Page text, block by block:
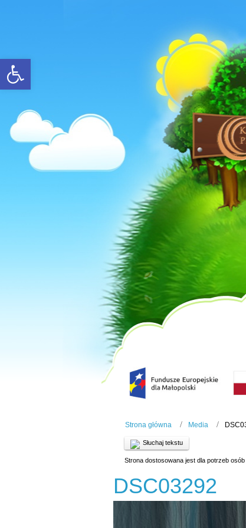
Open toolbar
Strona główna Media
Słuchaj tekstu
Strona dostosowana jest dla potrzeb
DSC03292